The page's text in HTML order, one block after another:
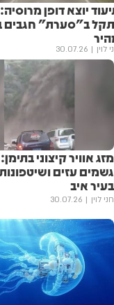
יוצא דופן
ב"סערת" חגבים
לוין 30.07.26
מזג אוויר קיצוני בתימן:
גשמים עזים
בעיר איב
חני לוין 30.07.26